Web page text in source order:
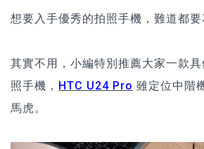
想要入手優秀的拍照手機，難道都要
其實不用，小編特別推薦大家一款
照手機， HTC U24 Pro 雖定位中階
馬虎。